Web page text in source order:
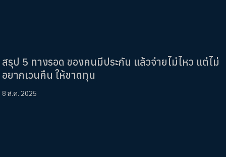
สรุป 5 ทางรอด ของคนมีประกัน แล้วจ่ายไม่ไหว แต่ไม่
อยากเวนคืน ให้ขาดทุน
8 ส.ค. 2025